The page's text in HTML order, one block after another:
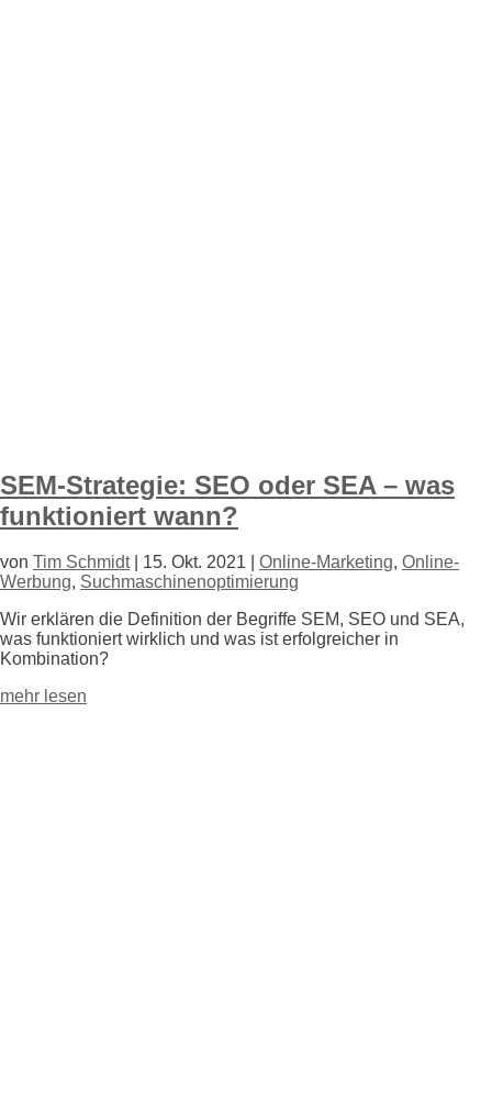
SEM-Strategie: SEO oder SEA – was
funktioniert wann?
von Tim Schmidt| 15. Okt. 2021 Online-Marketing, Online-
Werbung, Suchmaschinenoptimierung
Wir erklären die Definition der Begriffe SEM, SEO und SEA,
was funktioniert wirklich und was ist erfolgreicher in
Kombination?
mehr lesen